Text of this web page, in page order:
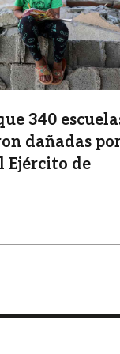
340
dañadas
Ejército de